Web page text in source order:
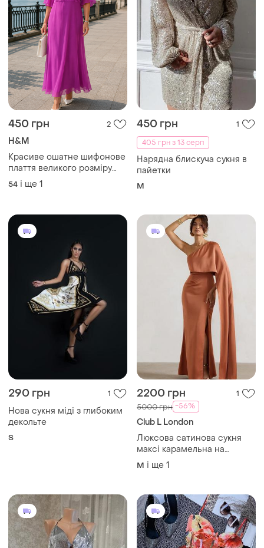
450 грн 2
H&M
Красиве ошатне шифонове
плаття великого розміру
батал
54 і ще 1
450 грн
1
405 грн з 13 серп
Нарядна блискуча сукня в
пайетки
M
290 грн 1
Нова сукня міді з глибоким
декольте
S
2200 грн 1
5000 грн -56%
Club L London
Люксова сатинова сукня
максі карамельна на
фотосесію club l london
M і ще 1